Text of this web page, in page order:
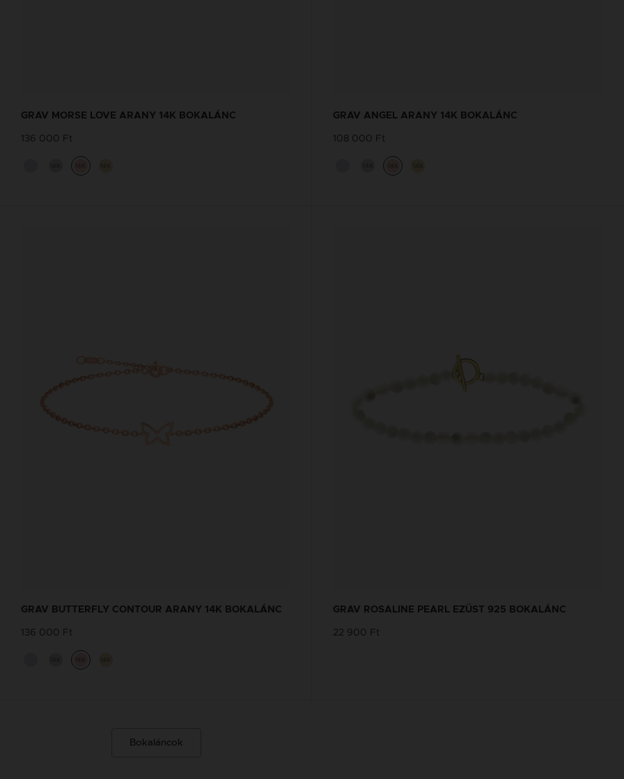
GRAV MORSE LOVE ARANY 14K BOKALÁNC
136 000 Ft
GRAV ANGEL ARANY 14K BOKALÁNC
108 000 Ft
GRAV BUTTERFLY CONTOUR ARANY 14K BOKALÁNC
136 000 Ft
GRAV ROSALINE PEARL EZÜST 925 BOKALÁNC
22 900 Ft
Bokaláncok